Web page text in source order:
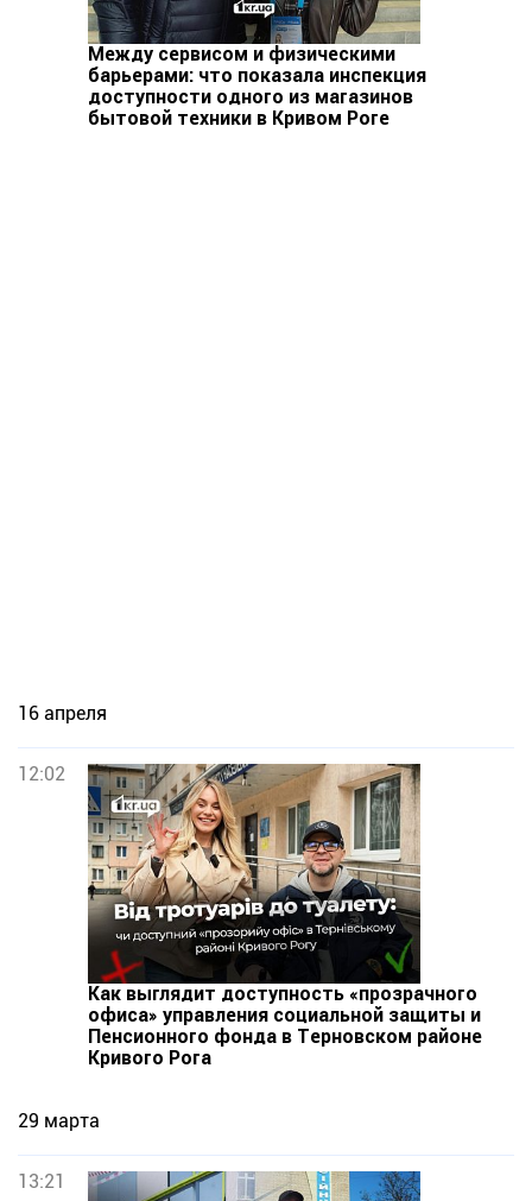
Между сервисом и физическими
барьерами: что показала инспекция
доступности одного из магазинов
бытовой техники в Кривом Роге
16 апреля
12:02
Как выглядит доступность «прозрачного
офиса» управления социальной защиты и
Пенсионного фонда в Терновском районе
Кривого Рога
29 марта
13:21